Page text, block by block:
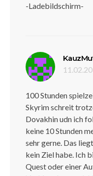
-Ladebildschirm-
100 Stunden
Skyrim schreit
Dovakhin udn ich
keine 10 Stunden
sehr gerne. Das
kein Ziel habe. Ich
Quest oder einer